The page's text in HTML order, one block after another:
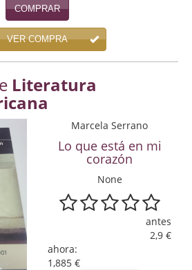
COMPRAR
VER COMPRA
Literatura
Marcela Serrano
Lo que está en mi
corazón
None
antes
2,9 €
ahora:
1,885 €